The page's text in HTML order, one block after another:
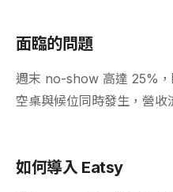
面臨的問題
週末 no-show 高達 25%，
空桌與候位同時發生，營收
如何導入 Eatsy